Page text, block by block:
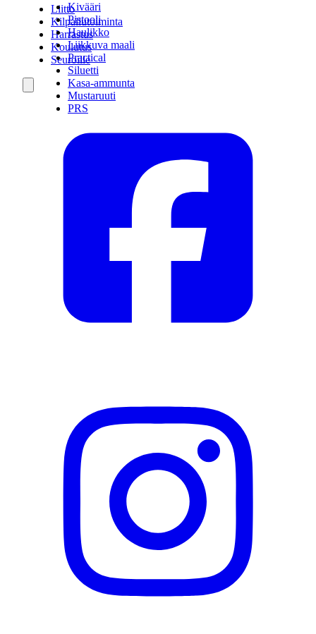
Kivääri
Pistooli
Haulikko
Liikkuva maali
Practical
Siluetti
Kasa-ammunta
Mustaruuti
PRS
Liitto
Kilpailutoiminta
Harrastus
Koulutus
Seuroille